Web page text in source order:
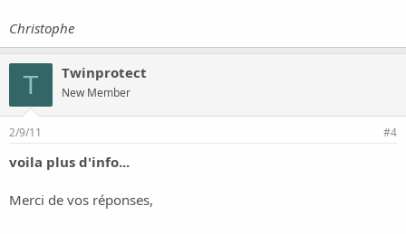
Christophe
T Twinprotect
New Member
2/9/11 #4
voila plus d'info...
Merci de vos réponses,